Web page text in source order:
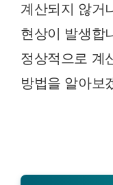
계산되지 않거
현상이 발생합
정상적으로 계
방법을 알아보